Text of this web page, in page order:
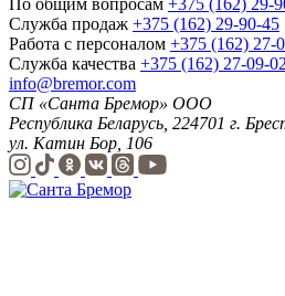
По общим вопросам +375 (162) 29-
Служба продаж +375 (162) 29-90-45
Работа с персоналом +375 (162) 27-
Служба качества +375 (162) 27-09-02
info@bremor.com
СП «Санта Бремор» ООО
Республика Беларусь, 224701 г.
ул. Катин Бор, 106